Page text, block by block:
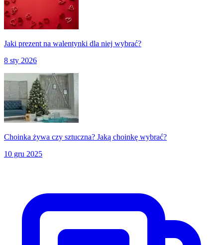
Jaki prezent na walentynki dla niej wybrać?
8 sty 2026
Choinka żywa czy sztuczna? Jaką choinkę wybrać?
10 gru 2025